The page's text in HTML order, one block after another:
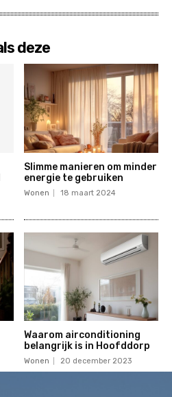
deze
Slimme manieren om minder
energie te gebruiken
Wonen 18 maart 2024
Waarom airconditioning
belangrijk is in Hoofddorp
Wonen 20 december 2023